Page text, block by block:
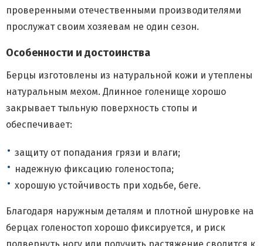
проверенными отечественными производителями
прослужат своим хозяевам не один сезон.
Особенности и достоинства
Берцы изготовлены из натуральной кожи и утеплены
натуральным мехом. Длинное голенище хорошо
закрывает тыльную поверхность стопы и
обеспечивает:
защиту от попадания грязи и влаги;
надежную фиксацию голеностопа;
хорошую устойчивость при ходьбе, беге.
Благодаря наружным деталям и плотной шнуровке на
берцах голеностоп хорошо фиксируется, и риск
подвернуть ногу или получить растяжение сводится к